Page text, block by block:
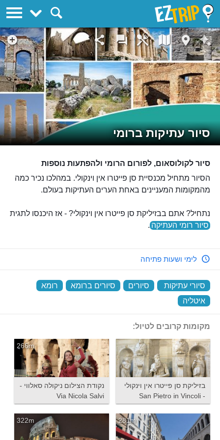
סיור עתיקות ברומי
סיור לקולוסאום, לפורום הרומי ולהפתעות נוספות
הסיור מתחיל מכנסיית סן פייטרו אין וינקולי. במהלכו נכיר כמה
מהמקומות המעניינים באחת הערים העתיקות בעולם.
נתחיל? אתם בבזיליקת סן פייטרו אין וינקולי? - אז היכנסו לתגית
סיור רומי העתיקה .
לימי ושעות פתיחה
סיורי עתיקות סיורים סיורים ברומא רומא
איטליה
מקומות קרובים לטיול:
בזיליקת סן פייטרו אין וינקולי
- San Pietro in Vincoli
266m
נקודת הצילום ניקולה סאלווי -
Via Nicola Salvi
281m
322m
EZTrip